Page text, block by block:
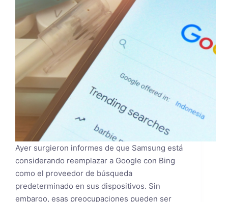
Ayer surgieron informes de que Samsung está
considerando reemplazar a Google con Bing
como el proveedor de búsqueda
predeterminado en sus dispositivos. Sin
embargo, esas preocupaciones pueden ser